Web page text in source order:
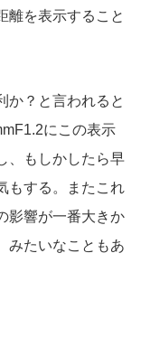
離を表示すること
？と言われると
にこの表示
、もしかしたら早
もする。またこれ
影響が一番大きか
みたいなこともあ